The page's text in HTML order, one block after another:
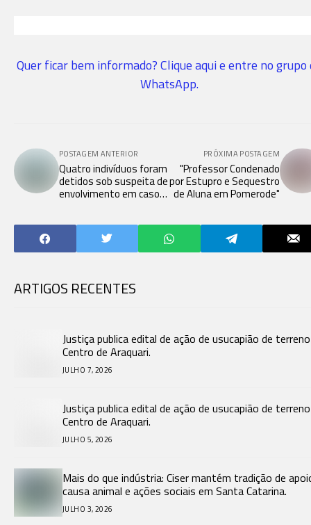
Quer ficar bem informado? Clique aqui e entre no grupo
WhatsApp.
POSTAGEM ANTERIOR
Quatro indivíduos foram
detidos sob suspeita de
envolvimento em casos
Norte de Santa
PRÓXIMA POSTAGEM
"Professor Condenado
por Estupro e Sequestro
de Aluna em Pomerode"
ARTIGOS RECENTES
Justiça publica edital de ação de usucapião de
Centro de Araquari.
JULHO 7, 2026
Justiça publica edital de ação de usucapião de
Centro de Araquari.
JULHO 5, 2026
Mais do que indústria: Ciser mantém tradição de
causa animal e ações sociais em Santa Catarina.
JULHO 3, 2026